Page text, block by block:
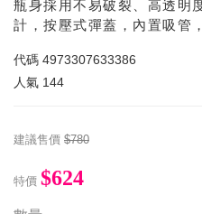
瓶身採用不易破裂、高透明
計，按壓式彈蓋，內置吸管
代碼 4973307633386
人氣 144
建議售價 $780
特價 $624